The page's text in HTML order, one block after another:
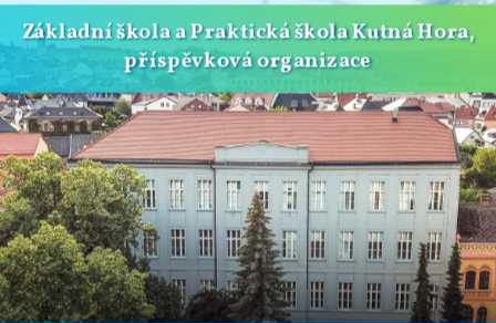
Základní škola a Praktická škola Kutná Hora,
příspěvková organizace